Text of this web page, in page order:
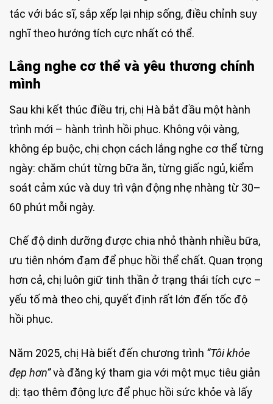
tác với bác sĩ, sắp xếp lại nhịp sống, điều chỉnh suy
nghĩ theo hướng tích cực nhất có thể.
Lắng nghe cơ thể và yêu thương chính
mình
Sau khi kết thúc điều trị, chị Hà bắt đầu một hành
trình mới – hành trình hồi phục. Không vội vàng,
không ép buộc, chị chọn cách lắng nghe cơ thể từng
ngày: chăm chút từng bữa ăn, từng giấc ngủ, kiểm
soát cảm xúc và duy trì vận động nhẹ nhàng từ 30–
60 phút mỗi ngày.
Chế độ dinh dưỡng được chia nhỏ thành nhiều bữa,
ưu tiên nhóm đạm để phục hồi thể chất. Quan trọng
hơn cả, chị luôn giữ tinh thần ở trạng thái tích cực –
yếu tố mà theo chị, quyết định rất lớn đến tốc độ
hồi phục.
Năm 2025, chị Hà biết đến chương trình “Tôi khỏe
đẹp hơn”và đăng ký tham gia với một mục tiêu giản
dị: tạo thêm động lực để phục hồi sức khỏe và lấy